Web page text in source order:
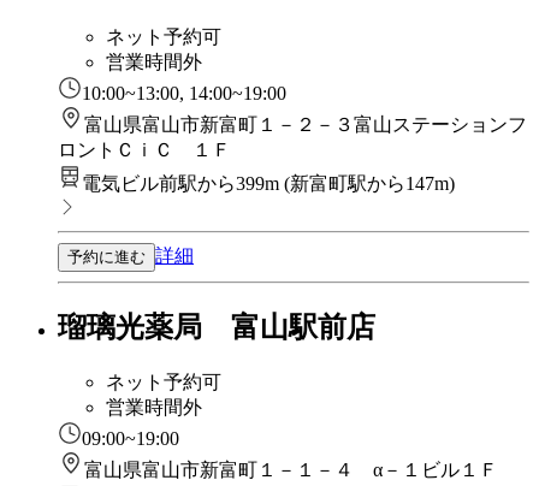
ネット予約可
営業時間外
10:00~13:00, 14:00~19:00
富山県富山市新富町１－２－３富山ステーションフ
ロントＣｉＣ １Ｆ
電気ビル前駅から399m (新富町駅から147m)
予約に進む 詳細
瑠璃光薬局 富山駅前店
ネット予約可
営業時間外
09:00~19:00
富山県富山市新富町１－１－４ α－１ビル１Ｆ